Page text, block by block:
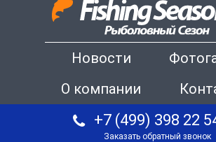
Новости
О компании
+7 (499) 398 22
Заказать обратный звонок